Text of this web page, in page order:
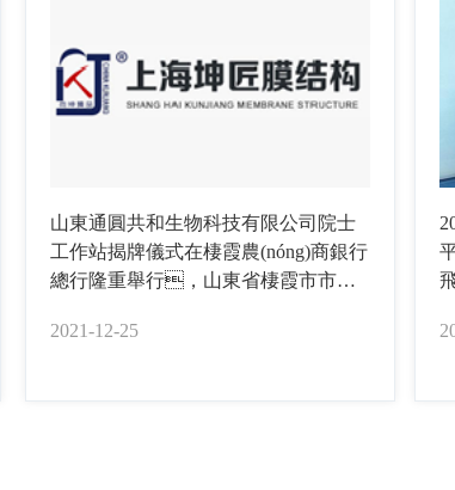
山東通圓共和生物科技有限公司院士
工作站揭牌儀式在棲霞農(nóng)商銀行
總行隆重舉行，山東省棲霞市市委
學副校長、中國農(nóng)村發
2021-12-25